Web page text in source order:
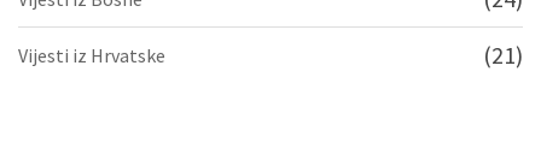
Vijesti iz Hrvatske (21)